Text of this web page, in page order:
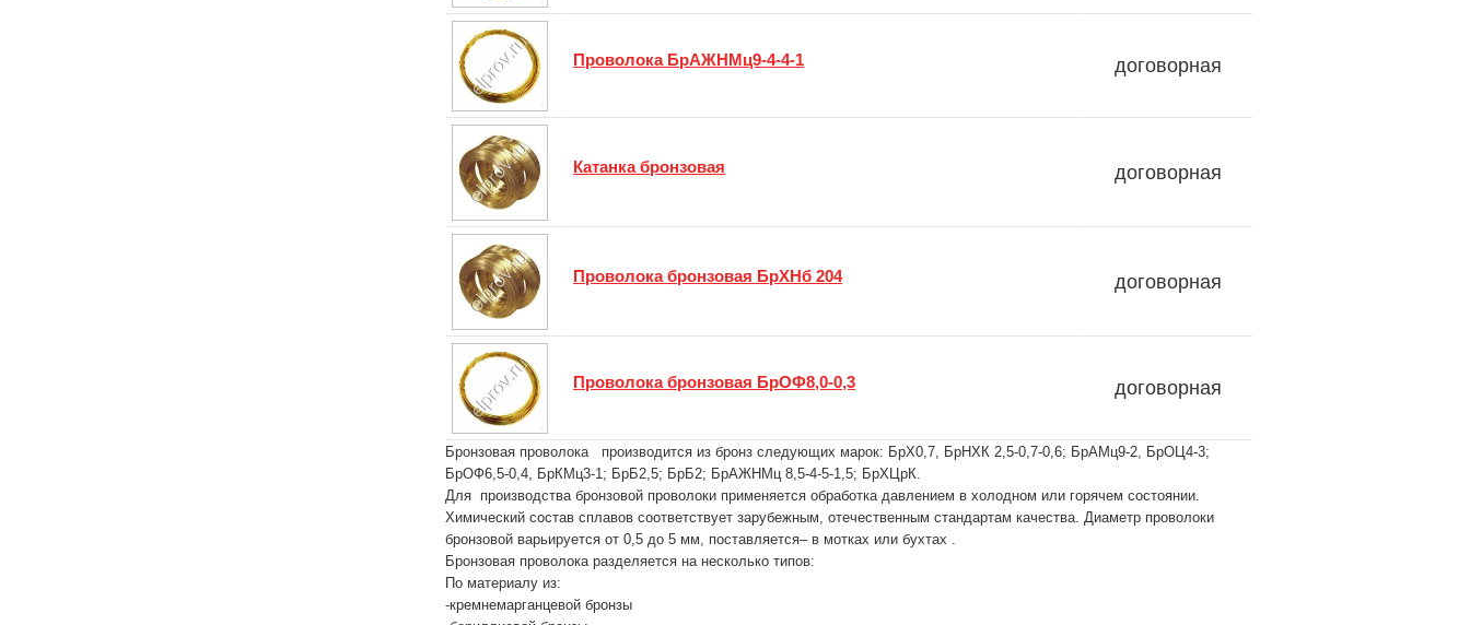
Проволока БрАЖНМц9-4-4-1 договорная
Катанка бронзовая договорная
Проволока бронзовая БрХНб 204 договорная
Проволока бронзовая БрОФ8,0-0,3 договорная
Бронзовая проволока производится из бронз следующих марок: БрХ0,7, БрНХК 2,5-0,7-0,6; БрАМц9-2, БрОЦ4-3;
БрОФ6,5-0,4, БрКМц3-1; БрБ2,5; БрБ2; БрАЖНМц 8,5-4-5-1,5; БрХЦрК.
Для производства бронзовой проволоки применяется обработка давлением в холодном или горячем состоянии.
Химический состав сплавов соответствует зарубежным, отечественным стандартам качества. Диаметр проволоки
бронзовой варьируется от 0,5 до 5 мм, поставляется– в мотках или бухтах .
Бронзовая проволока разделяется на несколько типов:
По материалу из:
-кремнемарганцевой бронзы